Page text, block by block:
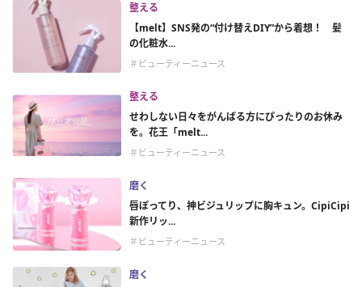
整える
【melt】SNS発の“付け替えDIY”から着想！ 髪
の化粧水...
＃ビューティーニュース
整える
せわしない日々をがんばる方にぴったりのお休み
を。花王「melt...
＃ビューティーニュース
磨く
唇ぽってり、神ビジュリップに胸キュン。CipiCipi
新作リッ...
＃ビューティーニュース
磨く